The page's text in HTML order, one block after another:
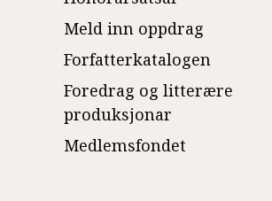
Meld inn oppdrag
Forfatterkatalogen
Foredrag og litterære
produksjonar
Medlemsfondet